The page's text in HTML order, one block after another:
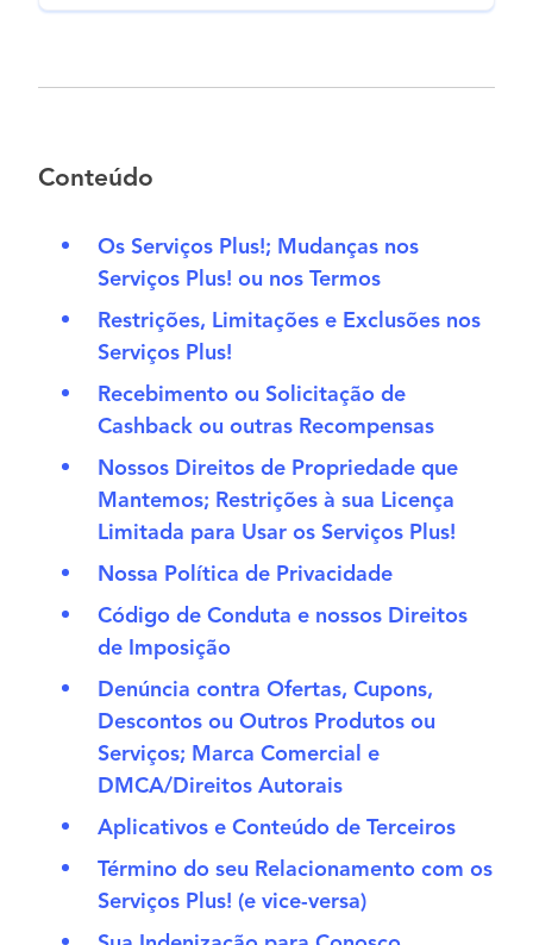
Conteúdo
Os Serviços Plus!; Mudanças nos
Serviços Plus! ou nos Termos
Restrições, Limitações e Exclusões nos
Serviços Plus!
Recebimento ou Solicitação de
Cashback ou outras Recompensas
Nossos Direitos de Propriedade que
Mantemos; Restrições à sua Licença
Limitada para Usar os Serviços Plus!
Nossa Política de Privacidade
Código de Conduta e nossos Direitos
de Imposição
Denúncia contra Ofertas, Cupons,
Descontos ou Outros Produtos ou
Serviços; Marca Comercial e
DMCA/Direitos Autorais
Aplicativos e Conteúdo de Terceiros
Término do seu Relacionamento com os
Serviços Plus! (e vice-versa)